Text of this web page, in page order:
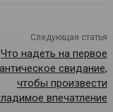
Следующая статья
Что надеть на первое
свидание,
чтобы произвести
впечатление